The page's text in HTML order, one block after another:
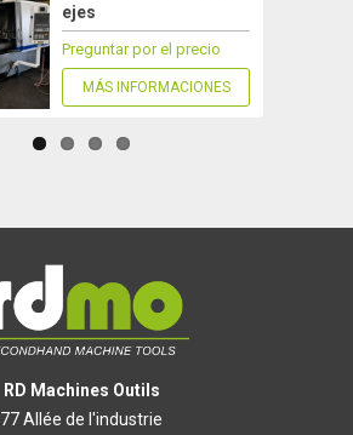
ejes
Preguntar por el precio
MÁS INFORMACIONES
RD Machines Outils
77 Allée de l'industrie